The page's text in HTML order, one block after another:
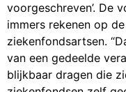
voorgeschreven’. De
immers rekenen op
ziekenfondsartsen.
van een gedeelde
blijkbaar dragen die